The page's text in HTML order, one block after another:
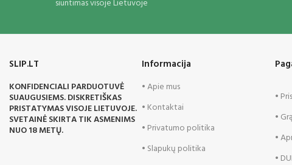
siuntimas visoje Lietuvoje
SLIP.LT
KONFIDENCIALI PARDUOTUVĖ
SUAUGUSIEMS. DISKRETIŠKAS
PRISTATYMAS VISOJE LIETUVOJE.
SVETAINĖ SKIRTA TIK ASMENIMS
NUO 18 METŲ.
Informacija
• Apie mus
• Kontaktai
• Privatumo politika
• Slapukų politika
•
•
•
•